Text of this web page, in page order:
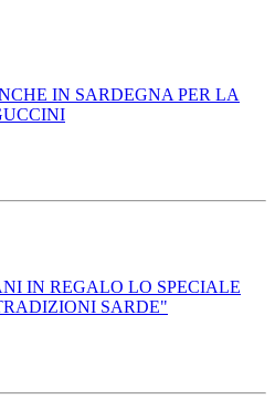
IN SARDEGNA PER LA
IN REGALO LO SPECIALE
SARDE"